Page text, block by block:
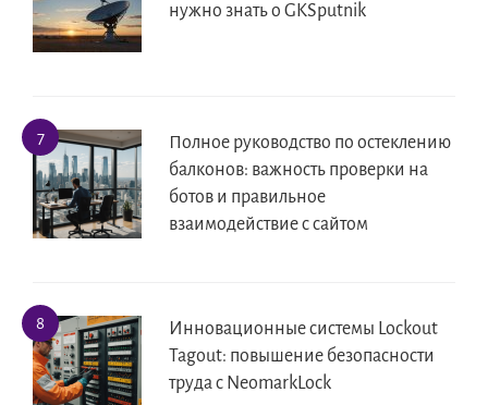
нужно знать о GKSputnik
Полное руководство по остеклению
балконов: важность проверки на
ботов и правильное
взаимодействие с сайтом
Инновационные системы Lockout
Tagout: повышение безопасности
труда с NeomarkLock